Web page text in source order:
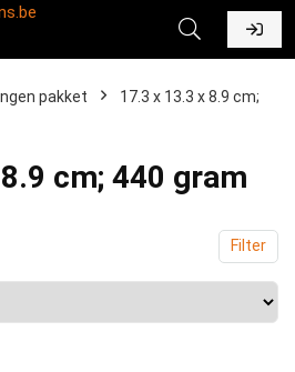
pakket
‎17.3 x 13.3 x 8.9 cm;
cm; 440 gram
Filter